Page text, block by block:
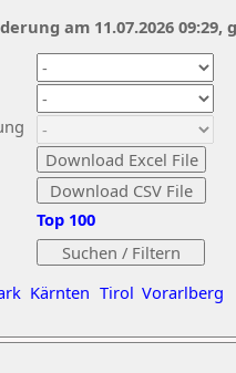
Kärnten Tirol Vorarlberg
Top 100
am 11.07.2026